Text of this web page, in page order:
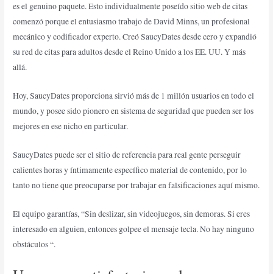
es el genuino paquete. Esto individualmente poseído sitio web de citas
comenzó porque el entusiasmo trabajo de David Minns, un profesional
mecánico y codificador experto. Creó SaucyDates desde cero y expandió
su red de citas para adultos desde el Reino Unido a los EE. UU. Y más
allá.
Hoy, SaucyDates proporciona sirvió más de 1 millón usuarios en todo el
mundo, y posee sido pionero en sistema de seguridad que pueden ser los
mejores en ese nicho en particular.
SaucyDates puede ser el sitio de referencia para real gente perseguir
calientes horas y íntimamente específico material de contenido, por lo
tanto no tiene que preocuparse por trabajar en falsificaciones aquí mismo.
El equipo garantías, “Sin deslizar, sin videojuegos, sin demoras. Si eres
interesado en alguien, entonces golpee el mensaje tecla. No hay ninguno
obstáculos “.